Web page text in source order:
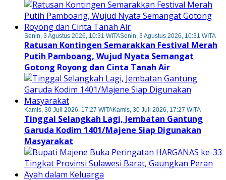
Senin, 3 Agustus 2026, 10:31 WITASenin, 3 Agustus 2026, 10:31 WITA
Ratusan Kontingen Semarakkan Festival Merah
Putih Pamboang, Wujud Nyata Semangat
Gotong Royong dan Cinta Tanah Air
Kamis, 30 Juli 2026, 17:27 WITAKamis, 30 Juli 2026, 17:27 WITA
Tinggal Selangkah Lagi, Jembatan Gantung
Garuda Kodim 1401/Majene Siap Digunakan
Masyarakat